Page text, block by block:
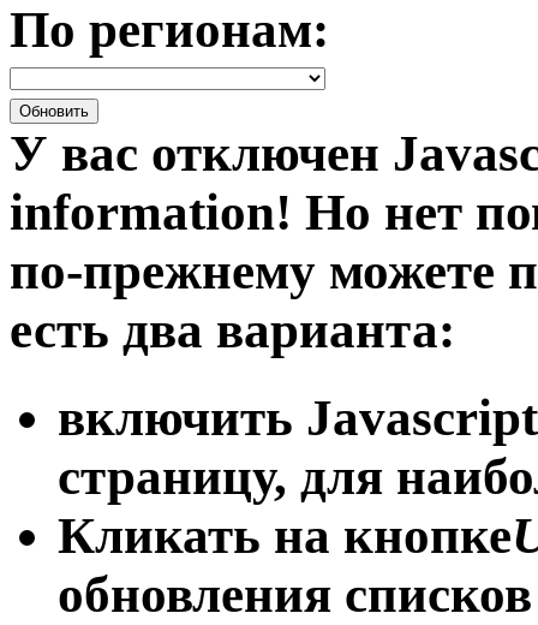
По регионам:
У вас отключен
information! Но нет
по-прежнему можете
есть два варианта:
включить Javascript
страницу, для
Кликать на кнопке
обновления